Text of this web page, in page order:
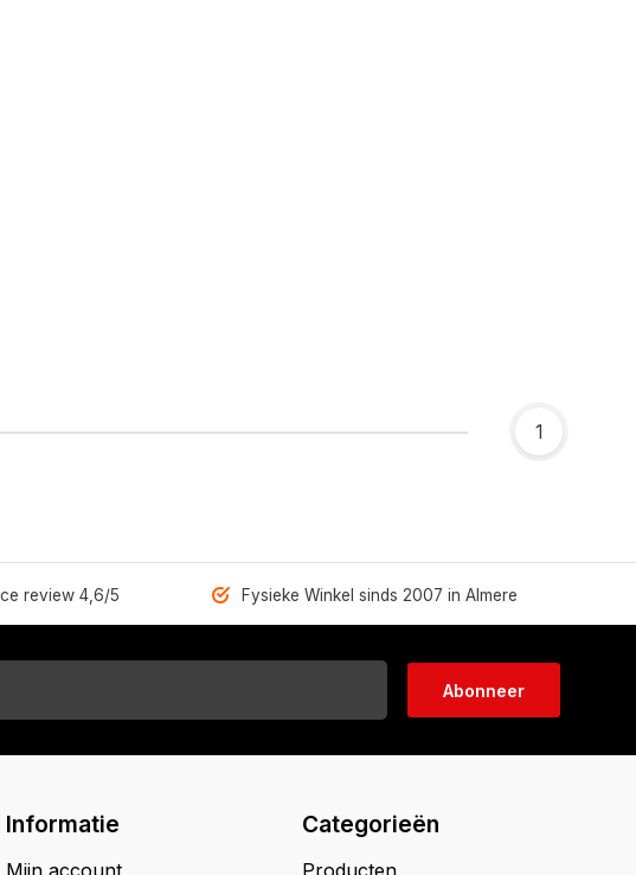
1
review 4,6/5 Fysieke Winkel sinds 2007 in Almere
Abonneer
Informatie
Mijn account
Categorieën
Producten